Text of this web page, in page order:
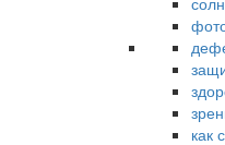
как